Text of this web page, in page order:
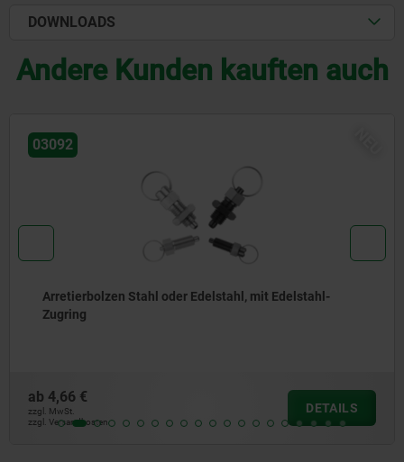
DOWNLOADS
Andere Kunden kauften auch
03096
Arretierbolzen Stahl oder Edelstahl, ohne Bund, mit
Edelstahl-Zugring
ab 5,01 €
zzgl. MwSt.
zzgl. Versandkosten
DETAILS